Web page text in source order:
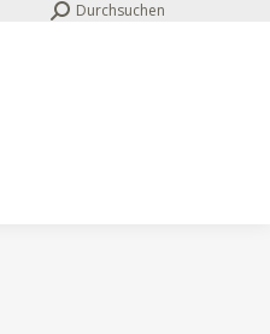
Search:Durchsuchen